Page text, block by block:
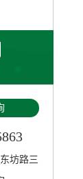
坊路三